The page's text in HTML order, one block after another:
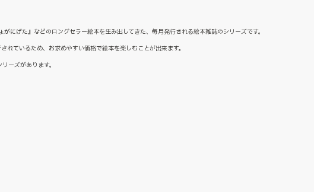
にげた』などのロングセラー絵本を生み出してきた、毎月発行される絵本雑誌のシリーズです。
ているため、お求めやすい価格で絵本を楽しむことが出来ます。
ーズがあります。